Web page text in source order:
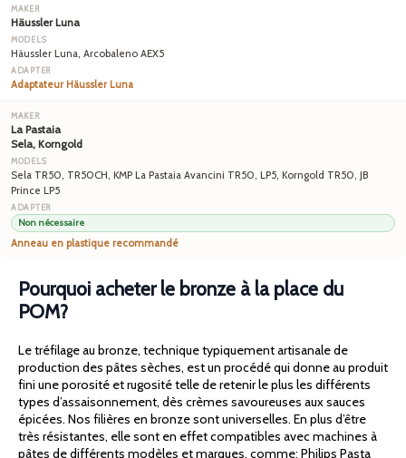
Häussler Luna
Häussler Luna, Arcobaleno AEX5
Adaptateur Häussler Luna
La Pastaia
Sela, Korngold
Sela TR50, TR50CH, KMP La Pastaia Avancini TR50, LP5, Korngold TR50, JB
Prince LP5
Non nécessaire
Anneau en plastique recommandé
Pourquoi acheter le bronze à la place du
POM?
Le tréfilage au bronze, technique typiquement artisanale de
production des pâtes sèches, est un procédé qui donne au produit
fini une porosité et rugosité telle de retenir le plus les différents
types d’assaisonnement, dès crèmes savoureuses aux sauces
épicées. Nos filières en bronze sont universelles. En plus d’être
très résistantes, elle sont en effet compatibles avec machines à
pâtes de différents modèles et marques, comme: Philips Pasta